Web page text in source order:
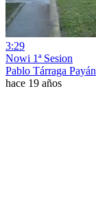
3:29
Nowi 1ª Sesion
Pablo Tárraga Payán
hace 19 años